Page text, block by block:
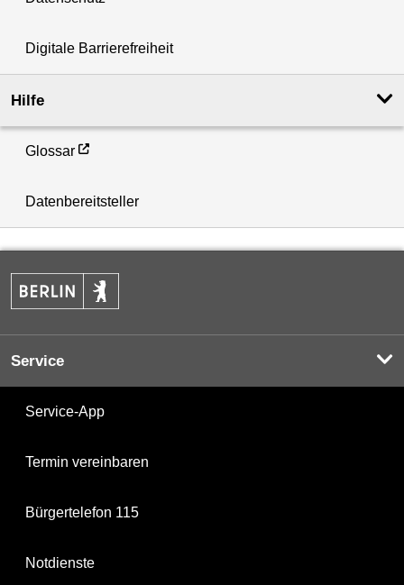
Digitale Barrierefreiheit
Hilfe
Glossar
Datenbereitsteller
Service
Service-App
Termin vereinbaren
Bürgertelefon 115
Notdienste